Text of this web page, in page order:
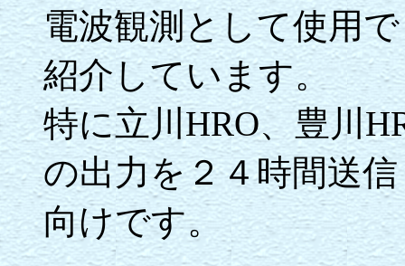
電波観測として使用
紹介しています。
特に立川HRO、豊川
の出力を２４時間送
向けです。